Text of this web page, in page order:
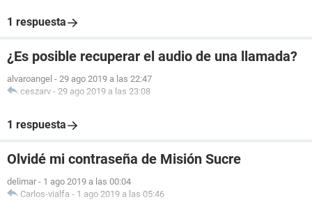
1 respuesta
¿Es posible recuperar el audio de una llamada?
alvaroangel - 29 ago 2019 a las 22:47
ceszarv - 29 ago 2019 a las 23:08
1 respuesta
Olvidé mi contraseña de Misión Sucre
delimar - 1 ago 2019 a las 00:04
Carlos-vialfa - 1 ago 2019 a las 05:46